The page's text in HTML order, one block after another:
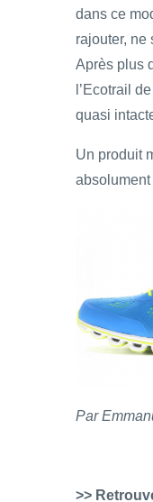
dans ce
rajouter, ne
Après plus
l’Ecotrail
quasi
Un produit
absolument
Par
>>